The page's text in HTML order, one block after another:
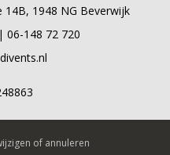
14B, 1948 NG Beverwijk
06-148 72 720
of annuleren